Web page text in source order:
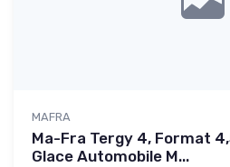
MAFRA
Ma-Fra Tergy 4, Format
Glace Automobile M...